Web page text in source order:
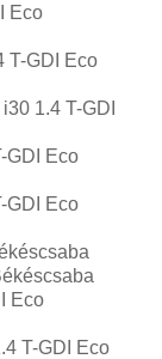
Eco
T-GDI Eco
1.4 T-GDI
GDI Eco
GDI Eco
Eco
T-GDI Eco